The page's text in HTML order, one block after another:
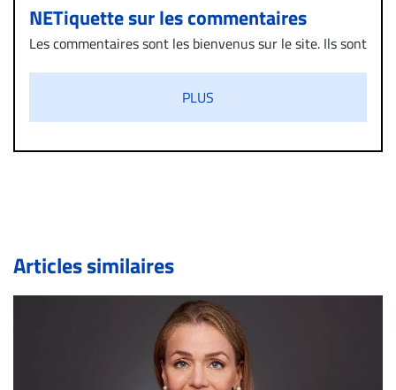
NETiquette sur les commentaires
Les commentaires sont les bienvenus sur le site. Ils sont
diffamatoire. Si malgré cette politique de modération,
un commentaire publié sur le site vous dérange, prenez
immédiatement contact par courriel (info@droit-
de validation, un droit de réponse.
Bien à vous,
La Rédaction de Droit-inc.com
PLUS
Articles similaires